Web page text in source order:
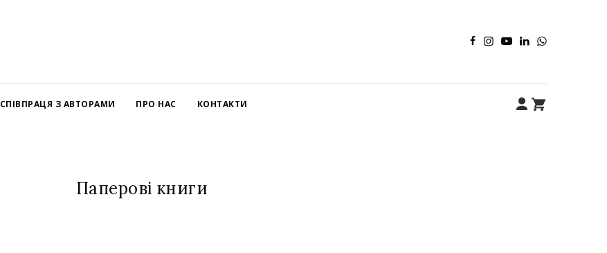
СПІВПРАЦЯ З АВТОРАМИ ПРО НАС КОНТАКТИ
Паперові книги